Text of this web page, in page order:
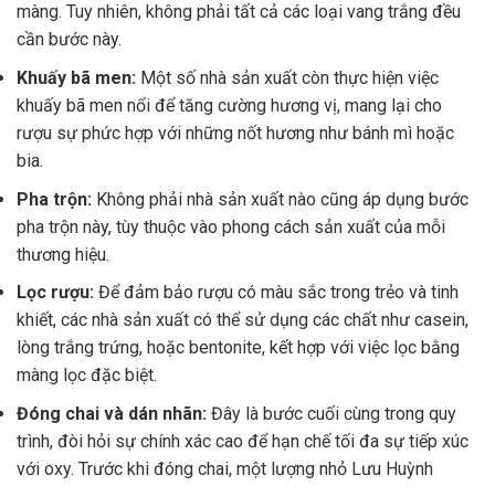
màng. Tuy nhiên, không phải tất cả các loại vang trắng đều
cần bước này.
Khuấy bã men: Một số nhà sản xuất còn thực hiện việc
khuấy bã men nổi để tăng cường hương vị, mang lại cho
rượu sự phức hợp với những nốt hương như bánh mì hoặc
bia.
Pha trộn: Không phải nhà sản xuất nào cũng áp dụng bước
pha trộn này, tùy thuộc vào phong cách sản xuất của mỗi
thương hiệu.
Lọc rượu: Để đảm bảo rượu có màu sắc trong trẻo và tinh
khiết, các nhà sản xuất có thể sử dụng các chất như casein,
lòng trắng trứng, hoặc bentonite, kết hợp với việc lọc bằng
màng lọc đặc biệt.
Đóng chai và dán nhãn: Đây là bước cuối cùng trong quy
trình, đòi hỏi sự chính xác cao để hạn chế tối đa sự tiếp xúc
với oxy. Trước khi đóng chai, một lượng nhỏ Lưu Huỳnh